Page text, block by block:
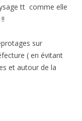
tt comme elle
sur
( en évitant
et autour de la